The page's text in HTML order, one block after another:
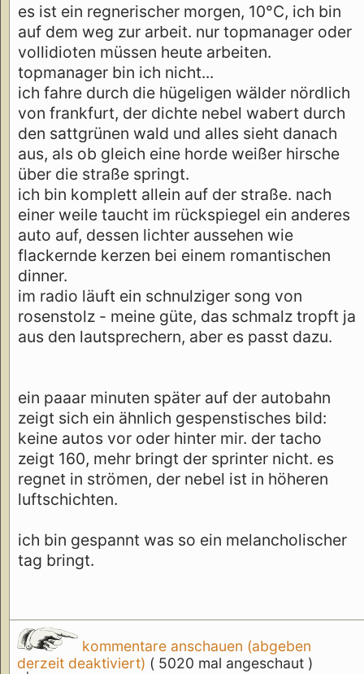
es ist ein regnerischer morgen, 10°C, ich bin
auf dem weg zur arbeit. nur topmanager oder
vollidioten müssen heute arbeiten.
topmanager bin ich nicht...
ich fahre durch die hügeligen wälder nördlich
von frankfurt, der dichte nebel wabert durch
den sattgrünen wald und alles sieht danach
aus, als ob gleich eine horde weißer hirsche
über die straße springt.
ich bin komplett allein auf der straße. nach
einer weile taucht im rückspiegel ein anderes
auto auf, dessen lichter aussehen wie
flackernde kerzen bei einem romantischen
dinner.
im radio läuft ein schnulziger song von
rosenstolz - meine güte, das schmalz tropft ja
aus den lautsprechern, aber es passt dazu.
ein paaar minuten später auf der autobahn
zeigt sich ein ähnlich gespenstisches bild:
keine autos vor oder hinter mir. der tacho
zeigt 160, mehr bringt der sprinter nicht. es
regnet in strömen, der nebel ist in höheren
luftschichten.
ich bin gespannt was so ein melancholischer
tag bringt.
kommentare anschauen (abgeben
derzeit deaktiviert) ( 5020 mal angeschaut )